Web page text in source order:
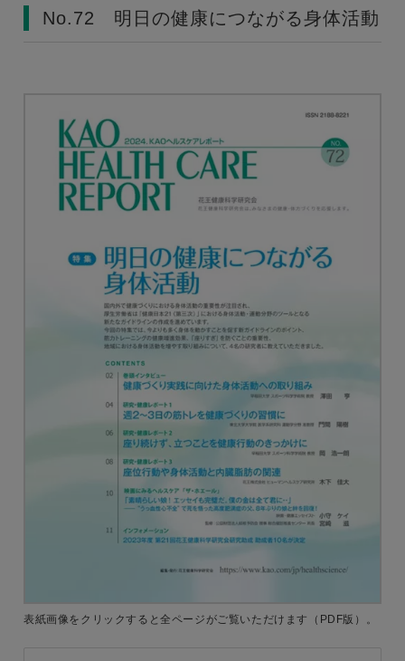
No.72 明日の健康につながる身体活動
表紙画像をクリックすると全ページがご覧いただけます （PDF版）。